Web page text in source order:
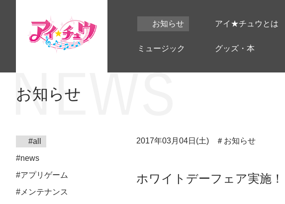
お知らせ アイ★チュウとは
ミュージック グッズ・本
お知らせ
#all
#news
#アプリゲーム
#メンテナンス
2017年03月04日(土) ＃お知らせ
ホワイトデーフェア実施！